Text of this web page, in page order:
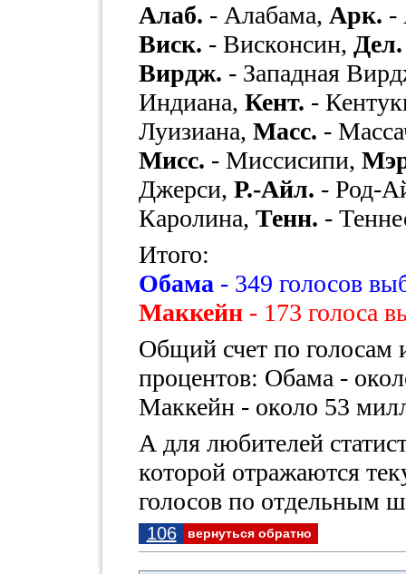
Алаб. - Алабама, Арк. -
Виск. - Висконсин, Дел.
Вирдж. - Западная
Индиана, Кент. -
Луизиана, Масс. -
Мисс. - Миссисипи,
Джерси, Р.-Айл. - Род-
Каролина, Тенн. -
Итого:
Обама - 349 голосов
Маккейн - 173 голоса
Общий счет по голосам
процентов: Обама -
Маккейн - около 53
А для любителей
которой отражаются
голосов по отдельным
106 вернуться обратно